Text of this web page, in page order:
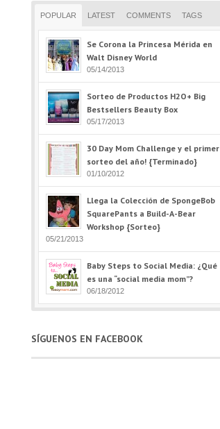
POPULAR LATEST COMMENTS TAGS
Se Corona la Princesa Mérida en
Walt Disney World
05/14/2013
Sorteo de Productos H2O+ Big
Bestsellers Beauty Box
05/17/2013
30 Day Mom Challenge y el primer
sorteo del año! {Terminado}
01/10/2012
Llega la Colección de SpongeBob
SquarePants a Build-A-Bear
Workshop {Sorteo}
05/21/2013
Baby Steps to Social Media: ¿Qué
es una “social media mom”?
06/18/2012
SÍGUENOS EN FACEBOOK